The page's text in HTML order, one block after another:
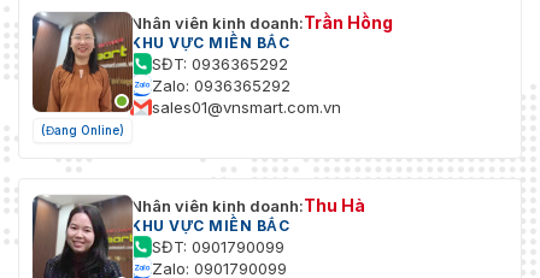
(Đang Online)
Nhân viên kinh doanh:Trần Hồng
KHU VỰC MIỀN BẮC
SĐT: 0936365292
Zalo: 0936365292
sales01@vnsmart.com.vn
Nhân viên kinh doanh:Thu Hà
KHU VỰC MIỀN BẮC
SĐT: 0901790099
Zalo: 0901790099